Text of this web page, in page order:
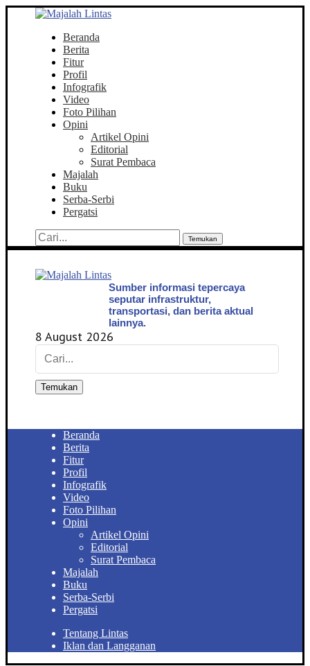
Beranda
Berita
Fitur
Profil
Infografik
Video
Foto Pilihan
Opini
Artikel Opini
Editorial
Surat Pembaca
Majalah
Buku
Serba-Serbi
Pergatsi
Temukan
Sumber informasi tepercaya
seputar infrastruktur,
transportasi, dan berita aktual
lainnya.
8 August 2026
Temukan
Beranda
Berita
Fitur
Profil
Infografik
Video
Foto Pilihan
Opini
Artikel Opini
Editorial
Surat Pembaca
Majalah
Buku
Serba-Serbi
Pergatsi
Tentang Lintas
Iklan dan Langganan